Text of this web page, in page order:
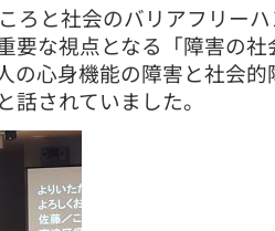
ろと社会のバリアフリー
要な視点となる「障害の
心身機能の障害と社会的
されていました。